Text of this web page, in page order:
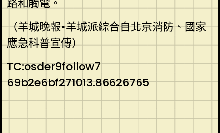
路和觸電。
（羊城晚報•羊城派綜合自北京消防、國家
應急科普宣傳）
TC:osder9follow7
69b2e6bf271013.86626765